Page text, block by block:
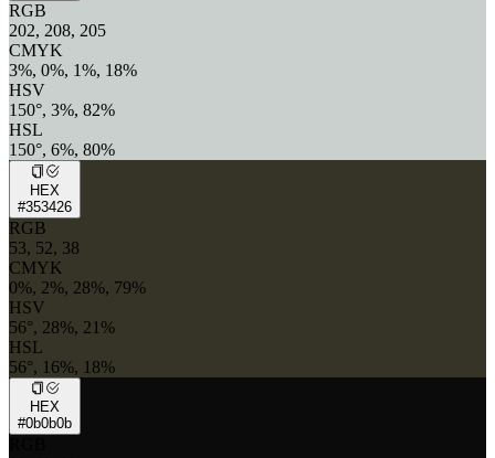
RGB
202, 208, 205
CMYK
3%, 0%, 1%, 18%
HSV
150°, 3%, 82%
HSL
150°, 6%, 80%
HEX
#353426
RGB
53, 52, 38
CMYK
0%, 2%, 28%, 79%
HSV
56°, 28%, 21%
HSL
56°, 16%, 18%
HEX
#0b0b0b